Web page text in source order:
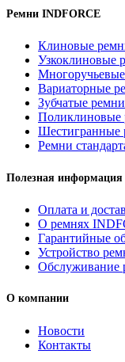
2512La
ремень
INDFORCE
Strongest
quantity
Ремни INDFORCE
Клиновые
Узкоклиновые
Вариаторные
Зубчатые ремни
Поликлиновые
Шестигранные
Ремни
Полезная информация
Оплата и
О ремнях
Гарантийные
Устройство
Обслуживание
О компании
Новости
Контакты